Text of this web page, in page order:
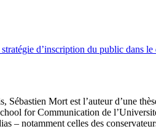
d’inscription du public dans le
Mort est l’auteur d’une
for Communication de
– notamment celles des